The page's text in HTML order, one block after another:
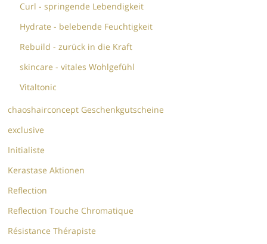
Curl - springende Lebendigkeit
Hydrate - belebende Feuchtigkeit
Rebuild - zurück in die Kraft
skincare - vitales Wohlgefühl
Vitaltonic
chaoshairconcept Geschenkgutscheine
exclusive
Initialiste
Kerastase Aktionen
Reflection
Reflection Touche Chromatique
Résistance Thérapiste